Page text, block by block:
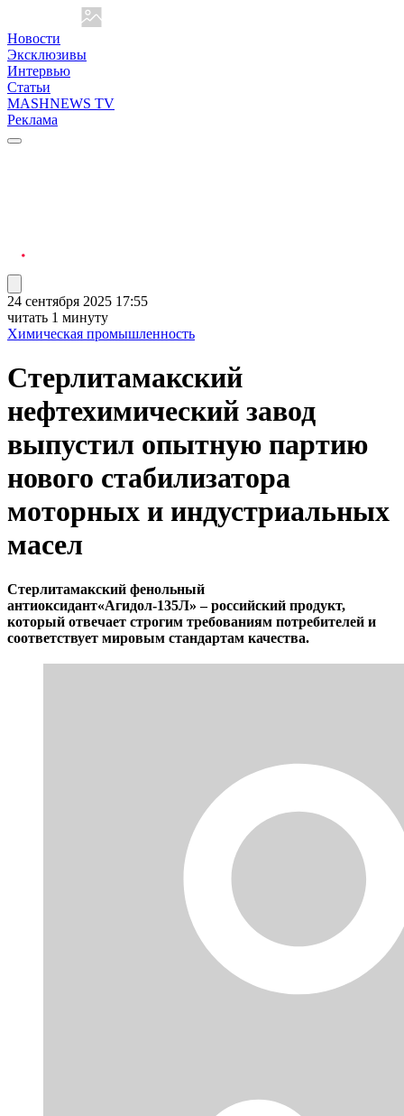
Новости
Эксклюзивы
Интервью
Статьи
MASHNEWS TV
Реклама
24 сентября 2025 17:55
читать 1 минуту
Химическая промышленность
Стерлитамакский
нефтехимический завод
выпустил опытную партию
нового стабилизатора
моторных и индустриальных
масел
Стерлитамакский фенольный
антиоксидант«Агидол-135Л» – российский продукт,
который отвечает строгим требованиям потребителей и
соответствует мировым стандартам качества.